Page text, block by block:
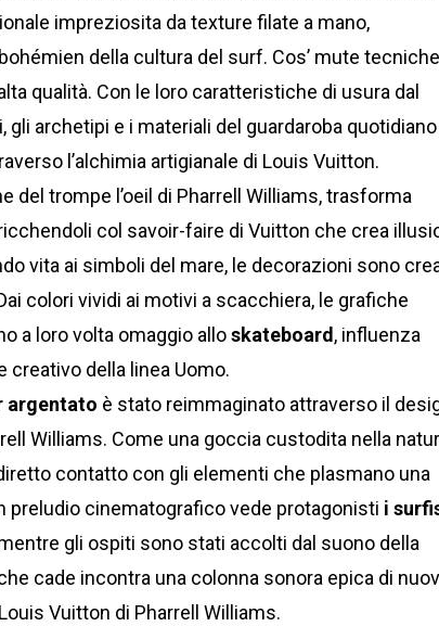
impreziosita da texture filate a mano,
della cultura del surf. Cos’ mute tecniche
qualità. Con le loro caratteristiche di usura dal
gli archetipi e i materiali del guardaroba quotidiano
l’alchimia artigianale di Louis Vuitton.
del trompe l’oeil di Pharrell Williams, trasforma
col savoir-faire di Vuitton che crea
vita ai simboli del mare, le decorazioni sono
colori vividi ai motivi a scacchiera, le grafiche
a loro volta omaggio alloskateboard, influenza
creativo della linea Uomo.
argentato è stato reimmaginato attraverso il
Williams. Come una goccia custodita nella
contatto con gli elementi che plasmano una
preludio cinematografico vede protagonisti i
gli ospiti sono stati accolti dal suono della
cade incontra una colonna sonora epica di
Vuitton di Pharrell Williams.